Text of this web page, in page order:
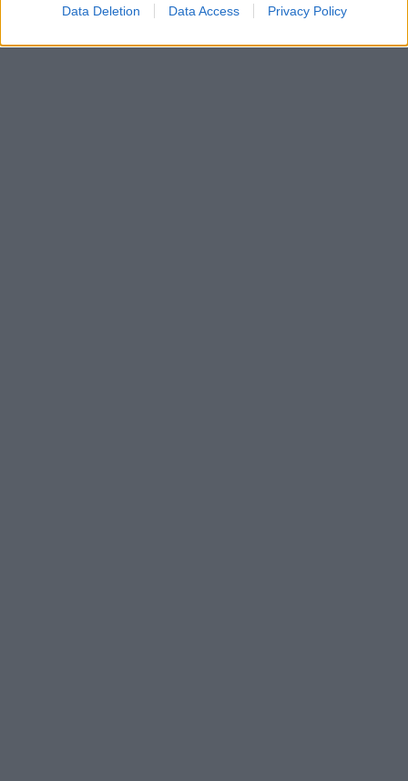
Data Deletion Data Access Privacy Policy